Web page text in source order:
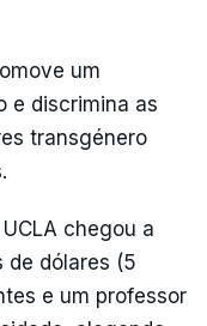
um
e discrimina as
transgénero
chegou a
de dólares (5
e um professor